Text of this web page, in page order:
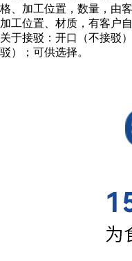
格、加工位置，数量，由
加工位置、材质，有客户自
关于接驳：开口（不接驳
驳）；可供选择。